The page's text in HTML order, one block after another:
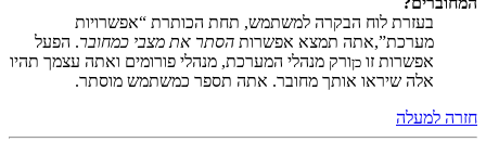
בעזרת לוח הבקרה למשתמש, תחת הכותרת “אפשרויות
מערכת”,אתה תמצא אפשרות הסתר את מצבי כמחובר. הפעל
אפשרות זו כןורק מנהלי המערכת, מנהלי פורומים ואתה עצמך תהיו
אלה שיראו אותך מחובר. אתה תספר כמשתמש מוסתר.
חזרה למעלה